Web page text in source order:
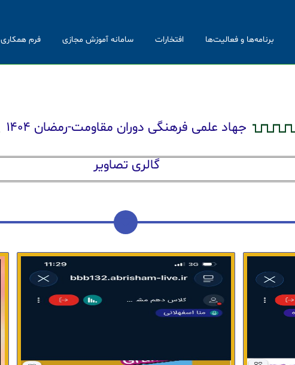
برنامه‌ها و فعالیت‌ها افتخارات سامانه آموزش مجازی فرم همکاری
جهاد علمی فرهنگی دوران مقاومت-رمضان ۱۴۰۴
گالری تصاویر